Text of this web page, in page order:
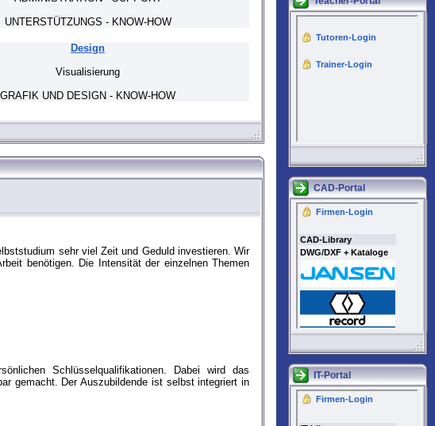
UNTERSTÜTZUNGS - KNOW-HOW
Design
Visualisierung
GRAFIK UND DESIGN - KNOW-HOW
sehr viel Zeit und Geduld investieren. Wir
benötigen. Die Intensität der einzelnen Themen
Schlüsselqualifikationen. Dabei wird das
gemacht. Der Auszubildende ist selbst integriert in
CAD-Portal
IT-Portal